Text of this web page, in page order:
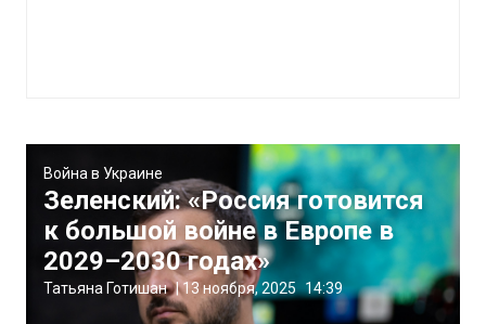
Война в Украине
Зеленский: «Россия готовится
к большой войне в Европе в
2029–2030 годах»
Татьяна Готишан |13 ноября, 2025 14:39